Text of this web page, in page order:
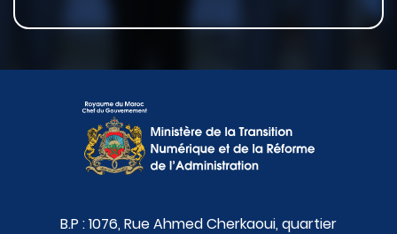
B.P : 1076, Rue Ahmed Cherkaoui, quartier